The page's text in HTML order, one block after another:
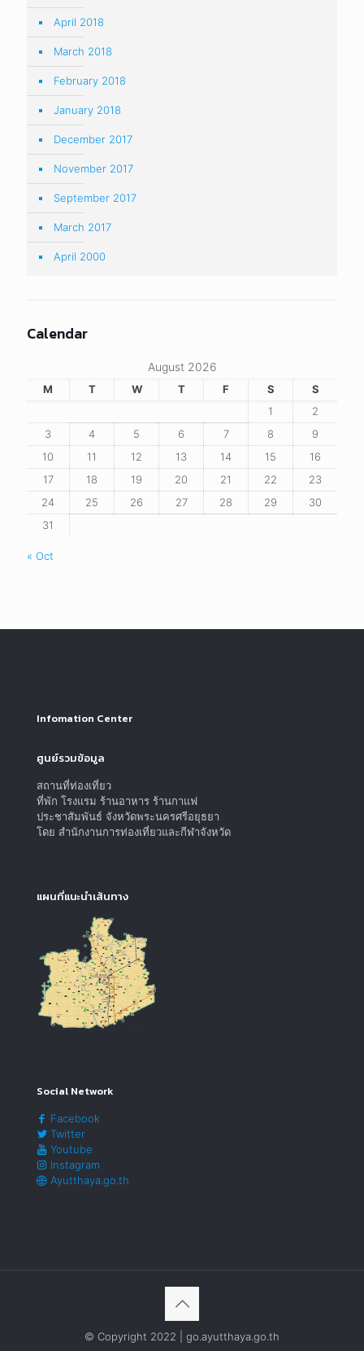
April 2018
March 2018
February 2018
January 2018
December 2017
November 2017
September 2017
March 2017
April 2000
Calendar
August 2026
M T W T F S
S
1
2
3
4 5 6 7 8
9
10
11 12 13 14 15
16
17
18 19 20 21 22
23
24
25 26 27 28 29
30
31
« Oct
Infomation Center
ศูนย์รวมข้อมูล
สถานที่ท่องเที่ยว
ที่พัก โรงแรม ร้านอาหาร ร้านกาแฟ
ประชาสัมพันธ์ จังหวัดพระนครศรีอยุธยา
โดย สำนักงานการท่องเที่ยวและกีฬาจังหวัด
แผนที่แนะนำเส้นทาง
Social Network
Facebook
Twitter
Youtube
Instagram
Ayutthaya.go.th
© Copyright 2022 | go.ayutthaya.go.th